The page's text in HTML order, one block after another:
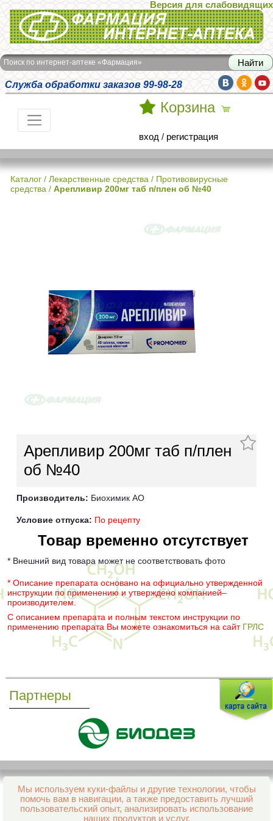
Интернет-аптека Фармация
Версия для слабовидящих
Поиск по интернет-аптеке «Фармация»
Служба обработки заказов 99-98-28
Корзина
вход / регистрация
Каталог / Лекарственные средства / Противовирусные
средства / Арепливир 200мг таб п/плен об №40
Арепливир 200мг таб п/плен
об №40
Производитель: Биохимик АО
Условие отпуска: По рецепту
Товар временно отсутствует
* Внешний вид товара может не соответствовать фото
* Описание препарата основано на официально утвержденной
инструкции по применению и утверждено компанией–
производителем.
С описанием препарата и полным текстом инструкции по
применению препарата Вы можете ознакомиться на сайт ГРЛС
Партнеры
Мы используем куки-файлы и другие технологии, чтобы
помочь вам в навигации, а также предоставить лучший
пользовательский опыт, анализировать использование
наших продуктов и услуг.
Все права защищены и охраняются законом
© 2013–2026 Интернет-аптека Фармация
support@aptekapenza.ru